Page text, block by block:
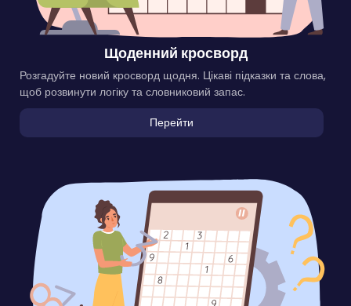
Щоденний кросворд
Розгадуйте новий кросворд щодня. Цікаві підказки та слова,
щоб розвинути логіку та словниковий запас.
Перейти